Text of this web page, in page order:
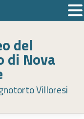
del
Nova
Villoresi